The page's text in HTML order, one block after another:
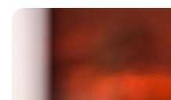
unseres
Jahrzehnten. Auch in